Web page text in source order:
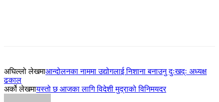
अघिल्लो लेखमाआन्दोलनका नाममा उद्योगलाई निशाना बनाउनु दुःखद्ः अध्यक्ष
ढकाल
अर्को लेखमायस्तो छ आजका लागि विदेशी मुद्राको विनिमयदर